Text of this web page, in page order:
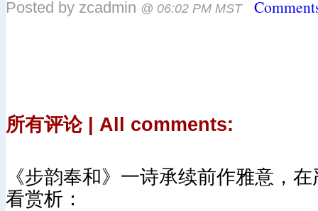
Posted by zcadmin @ 06:02 PM MST
所有评论 | All comments:
《步韵奉和》一诗承续前作雅意，
看赏析：